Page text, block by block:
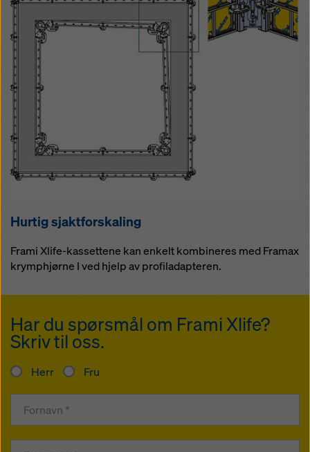
Hurtig sjaktforskaling
Frami Xlife-kassettene kan enkelt kombineres med Framax
krymphjørne I ved hjelp av profiladapteren.
Har du spørsmål om Frami Xlife?
Skriv til oss.
Herr Fru